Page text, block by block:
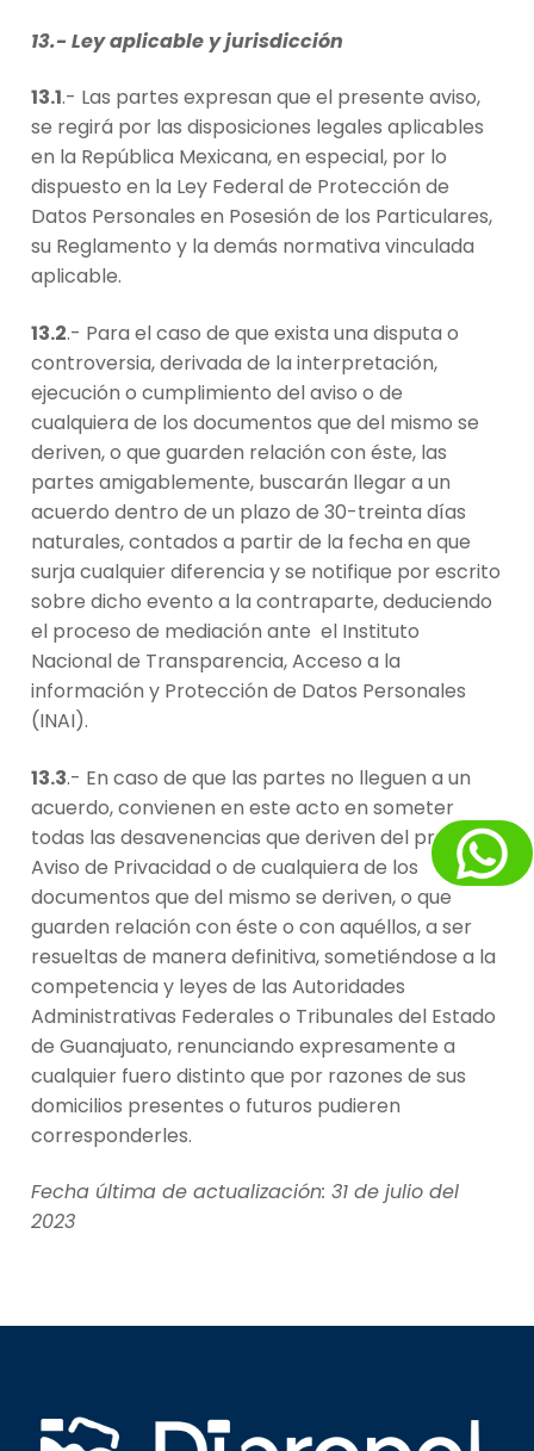
13.- Ley aplicable y jurisdicción
13.1.- Las partes expresan que el presente aviso,
se regirá por las disposiciones legales aplicables
en la República Mexicana, en especial, por lo
dispuesto en la Ley Federal de Protección de
Datos Personales en Posesión de los Particulares,
su Reglamento y la demás normativa vinculada
aplicable.
13.2.- Para el caso de que exista una disputa o
controversia, derivada de la interpretación,
ejecución o cumplimiento del aviso o de
cualquiera de los documentos que del mismo se
deriven, o que guarden relación con éste, las
partes amigablemente, buscarán llegar a un
acuerdo dentro de un plazo de 30-treinta días
naturales, contados a partir de la fecha en que
surja cualquier diferencia y se notifique por escrito
sobre dicho evento a la contraparte, deduciendo
el proceso de mediación ante el Instituto
Nacional de Transparencia, Acceso a la
información y Protección de Datos Personales
(INAI).
13.3.- En caso de que las partes no lleguen a un
acuerdo, convienen en este acto en someter
todas las desavenencias que deriven del presente
Aviso de Privacidad o de cualquiera de los
documentos que del mismo se deriven, o que
guarden relación con éste o con aquéllos, a ser
resueltas de manera definitiva, sometiéndose a la
competencia y leyes de las Autoridades
Administrativas Federales o Tribunales del Estado
de Guanajuato, renunciando expresamente a
cualquier fuero distinto que por razones de sus
domicilios presentes o futuros pudieren
corresponderles.
Fecha última de actualización: 31 de julio del
2023